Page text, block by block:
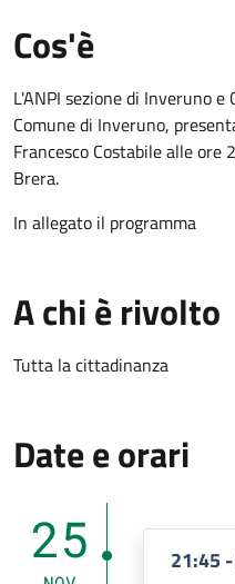
Cos'è
L'ANPI sezione di Inveruno
Comune di Inveruno,
Francesco Costabile alle ore
Brera.
In allegato il programma
A chi è rivolto
Tutta la cittadinanza
Date e orari
25 21:45